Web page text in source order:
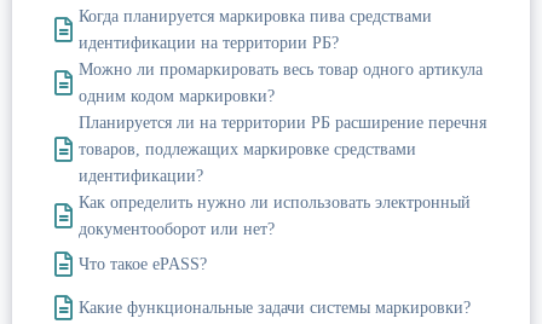
Когда планируется маркировка пива средствами
идентификации на территории РБ?
Можно ли промаркировать весь товар одного артикула
одним кодом маркировки?
Планируется ли на территории РБ расширение перечня
товаров, подлежащих маркировке средствами
идентификации?
Как определить нужно ли использовать электронный
документооборот или нет?
Что такое ePASS?
Какие функциональные задачи системы маркировки?